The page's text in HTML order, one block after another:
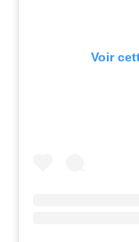
Voir